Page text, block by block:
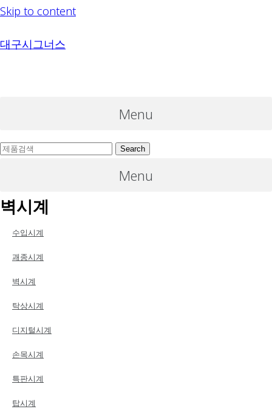
Skip to content
대구시그너스
Menu
Search
Menu
벽시계
수입시계
괘종시계
벽시계
탁상시계
디지털시계
손목시계
특판시계
탑시계